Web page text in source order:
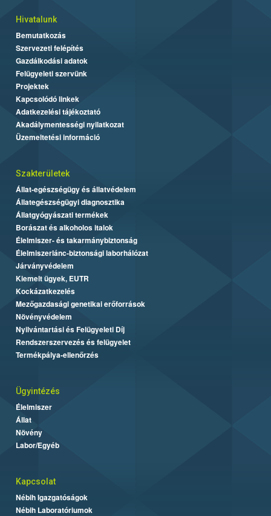
Hivatalunk
Bemutatkozás
Szervezeti felépítés
Gazdálkodási adatok
Felügyeleti szervünk
Projektek
Kapcsolódó linkek
Adatkezelési tájékoztató
Akadálymentességi nyilatkozat
Üzemeltetési információ
Szakterületek
Állat-egészségügy és állatvédelem
Állategészségügyi diagnosztika
Állatgyógyászati termékek
Borászat és alkoholos italok
Élelmiszer- és takarmánybiztonság
Élelmiszerlánc-biztonsági laborhálózat
Járványvédelem
Kiemelt ügyek, EUTR
Kockázatkezelés
Mezőgazdasági genetikai erőforrások
Növényvédelem
Nyilvántartási és Felügyeleti Díj
Rendszerszervezés és felügyelet
Termékpálya-ellenőrzés
Ügyintézés
Élelmiszer
Állat
Növény
Labor/Egyéb
Kapcsolat
Nébih Igazgatóságok
Nébih Laboratóriumok